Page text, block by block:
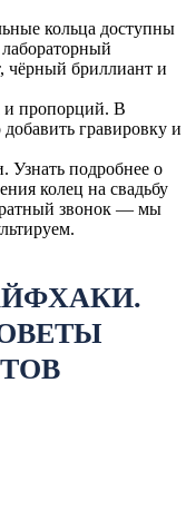
кольца доступны
чёрный бриллиант и
и пропорций. В
гравировку и
подробнее о
колец на свадьбу
звонок — мы